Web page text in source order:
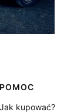
POMOC
Jak kupować?